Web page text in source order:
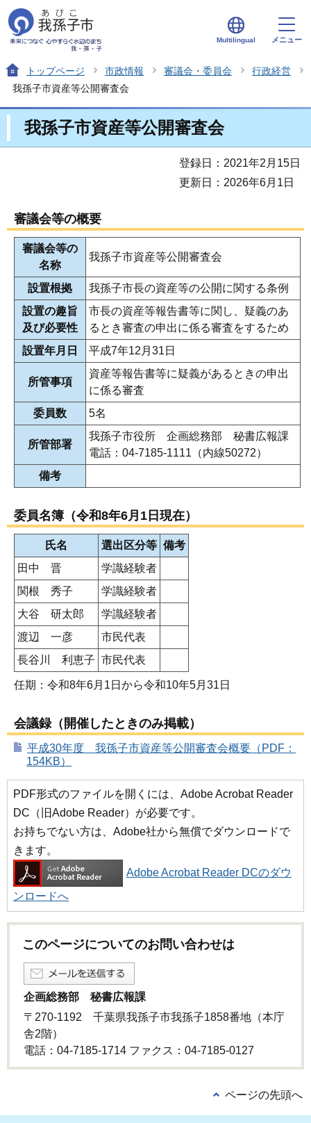
Multilingual メニュー
トップページ 市政情報 審議会・委員会
行政経営
我孫子市資産等公開審査会
我孫子市資産等公開審査会
登録日：2021年2月15日
更新日：2026年6月1日
審議会等の概要
審議会等の
名称
我孫子市資産等公開審査会
設置根拠
我孫子市長の資産等の公開に関する条例
設置の趣旨
及び必要性
市長の資産等報告書等に関し、疑義のあ
るとき審査の申出に係る審査をするため
設置年月日
平成7年12月31日
所管事項
資産等報告書等に疑義があるときの申出
に係る審査
委員数
5名
所管部署
我孫子市役所 企画総務部 秘書広報課
電話：04-7185-1111（内線50272）
備考
委員名簿（令和8年6月1日現在）
氏名 選出区分等 備考
田中 晋
学識経験者
関根 秀子
学識経験者
大谷 研太郎
学識経験者
渡辺 一彦
市民代表
長谷川 利恵子 市民代表
任期：令和8年6月1日から令和10年5月31日
会議録（開催したときのみ掲載）
平成30年度 我孫子市資産等公開審査会概要（PDF：
154KB）
PDF形式のファイルを開くには、Adobe Acrobat Reader
DC（旧Adobe Reader）が必要です。
お持ちでない方は、Adobe社から無償でダウンロードで
きます。
Adobe Acrobat Reader DCのダウ
ンロードへ
このページについてのお問い合わせは
企画総務部 秘書広報課
〒270-1192 千葉県我孫子市我孫子1858番地（本庁
舎2階）
電話：04-7185-1714 ファクス：04-7185-0127
ページの先頭へ